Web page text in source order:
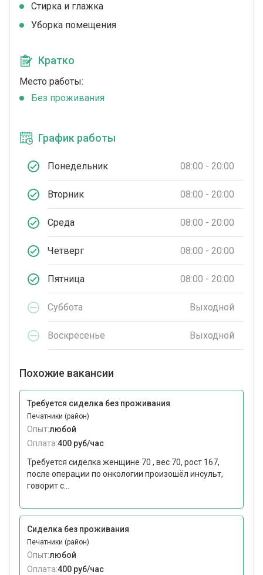
Стирка и глажка
Уборка помещения
Кратко
Место работы:
Без проживания
График работы
Понедельник 08:00 - 20:00
Вторник 08:00 - 20:00
Среда 08:00 - 20:00
Четверг 08:00 - 20:00
Пятница 08:00 - 20:00
Суббота Выходной
Воскресенье Выходной
Похожие вакансии
Требуется сиделка без проживания
Печатники (район)
Опыт:любой
Оплата:400 руб/час
Требуется сиделка женщине 70 , вес 70, рост 167,
после операции по онкологии произошëл инсульт,
говорит с...
Сиделка без проживания
Печатники (район)
Опыт:любой
Оплата:400 руб/час